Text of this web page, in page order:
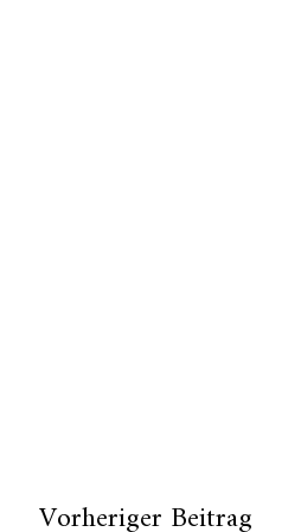
Vorheriger Beitrag